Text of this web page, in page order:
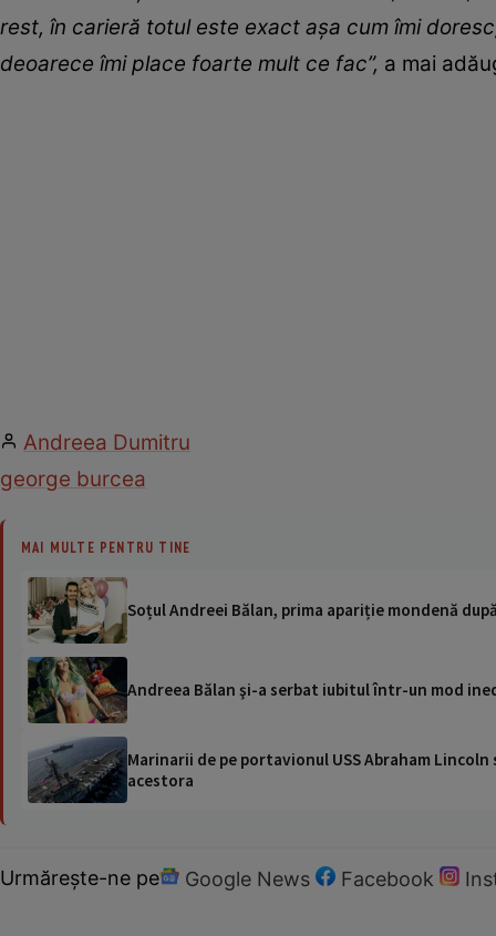
rest, în carieră totul este exact așa cum îmi
deoarece îmi place foarte mult ce fac”, a mai
Andreea Dumitru
george burcea
MAI MULTE PENTRU TINE
Soțul Andreei Bălan, prima apariție mondenă
Andreea Bălan şi-a serbat iubitul într-un mod
Marinarii de pe portavionul USS Abraham
acestora
Urmărește-ne pe Google News Facebook